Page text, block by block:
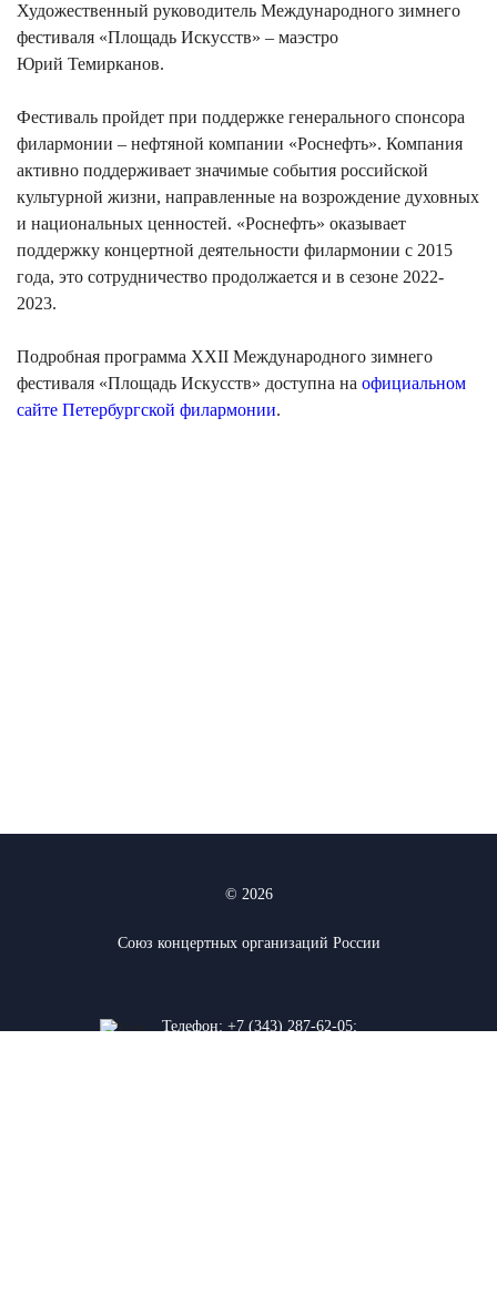
Художественный руководитель Международного зимнего
фестиваля «Площадь Искусств» – маэстро
Юрий Темирканов.
Фестиваль пройдет при поддержке генерального спонсора
филармонии – нефтяной компании «Роснефть». Компания
активно поддерживает значимые события российской
культурной жизни, направленные на возрождение духовных
и национальных ценностей. «Роснефть» оказывает
поддержку концертной деятельности филармонии с 2015
года, это сотрудничество продолжается и в сезоне 2022-
2023.
Подробная программа XXII Международного зимнего
фестиваля «Площадь Искусств» доступна на официальном
сайте Петербургской филармонии.
© 2026
Союз концертных организаций России
Телефон: +7 (343) 287-62-05;